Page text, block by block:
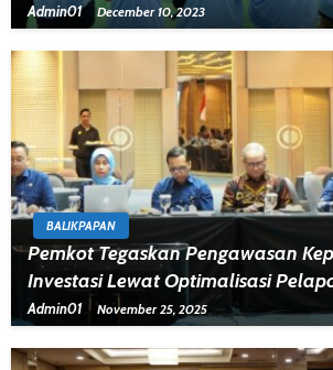
Admin01 December 10, 2023
BALIKPAPAN
Pemkot Tegaskan Pengawasan
Investasi Lewat Optimalisasi
Admin01 November 25, 2025